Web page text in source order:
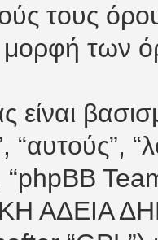
τους
μορφή των
είναι
“αυτούς”,
“phpBB
ΑΔΕΙΑ